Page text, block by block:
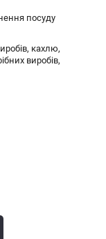
посуду
кахлю,
виробів,